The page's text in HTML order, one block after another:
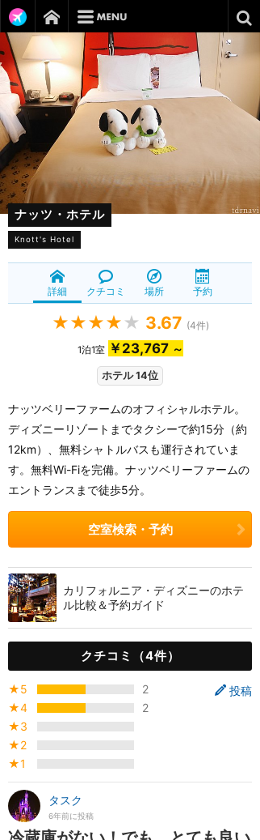
ナッツ・ホテル
Knott's Hotel
詳細 クチコミ 場所 予約
★★★★ ★ 3.67 (4件)
1泊1室 ￥23,767 ～
ホテル 14位
ナッツベリーファームのオフィシャルホテル。
ディズニーリゾートまでタクシーで約15分（約
12km）、無料シャトルバスも運行されていま
す。無料Wi-Fiを完備。ナッツベリーファームの
エントランスまで徒歩5分。
空室検索・予約
カリフォルニア・ディズニーのホテ
ル比較＆予約ガイド
クチコミ（4件）
投稿
★5
2
★4
2
★3
★2
★1
タスク
6年前に投稿